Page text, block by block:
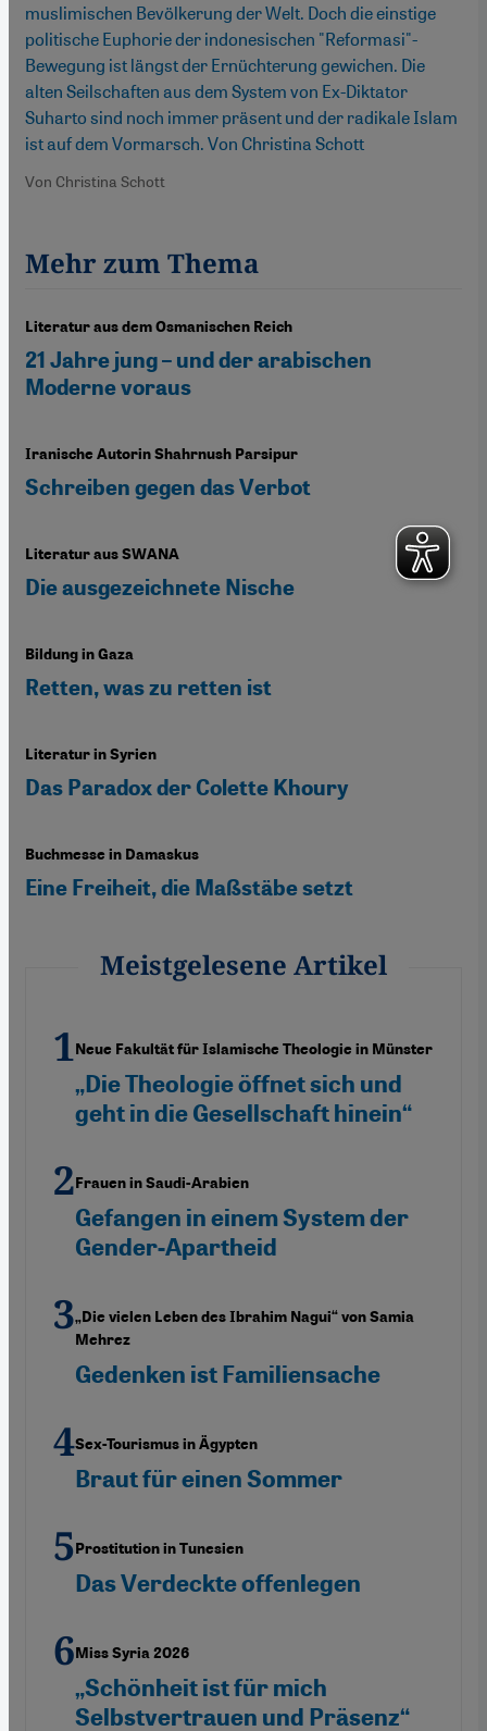
muslimischen Bevölkerung der Welt. Doch die einstige
politische Euphorie der indonesischen "Reformasi"-
Bewegung ist längst der Ernüchterung gewichen. Die
alten Seilschaften aus dem System von Ex-Diktator
Suharto sind noch immer präsent und der radikale Islam
ist auf dem Vormarsch. Von Christina Schott
Von Christina Schott
Mehr zum Thema
Literatur aus dem Osmanischen Reich
21 Jahre jung – und der arabischen
Moderne voraus
Iranische Autorin Shahrnush Parsipur
Schreiben gegen das Verbot
Literatur aus SWANA
Die ausgezeichnete Nische
Bildung in Gaza
Retten, was zu retten ist
Literatur in Syrien
Das Paradox der Colette Khoury
Buchmesse in Damaskus
Eine Freiheit, die Maßstäbe setzt
Meistgelesene Artikel
Neue Fakultät für Islamische Theologie in Münster
„Die Theologie öffnet sich und
geht in die Gesellschaft hinein“
Frauen in Saudi-Arabien
Gefangen in einem System der
Gender-Apartheid
„Die vielen Leben des Ibrahim Nagui“ von Samia
Mehrez
Gedenken ist Familiensache
Sex-Tourismus in Ägypten
Braut für einen Sommer
Prostitution in Tunesien
Das Verdeckte offenlegen
Miss Syria 2026
„Schönheit ist für mich
Selbstvertrauen und Präsenz“